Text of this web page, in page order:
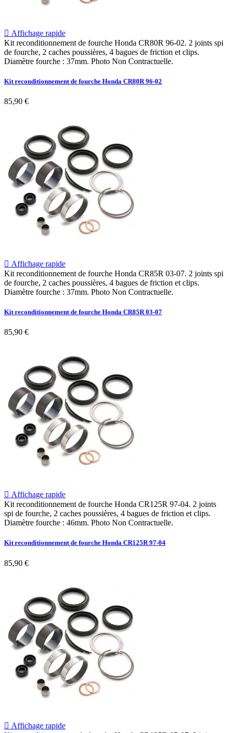
 Affichage rapide
Kit reconditionnement de fourche Honda CR80R 96-02. 2 joints spi
de fourche, 2 caches poussières, 4 bagues de friction et clips.
Diamètre fourche : 37mm. Photo Non Contractuelle.
Kit reconditionnement de fourche Honda CR80R 96-02
85,90 €
 Affichage rapide
Kit reconditionnement de fourche Honda CR85R 03-07. 2 joints spi
de fourche, 2 caches poussières, 4 bagues de friction et clips.
Diamètre fourche : 37mm. Photo Non Contractuelle.
Kit reconditionnement de fourche Honda CR85R 03-07
85,90 €
 Affichage rapide
Kit reconditionnement de fourche Honda CR125R 97-04. 2 joints
spi de fourche, 2 caches poussières, 4 bagues de friction et clips.
Diamètre fourche : 46mm. Photo Non Contractuelle.
Kit reconditionnement de fourche Honda CR125R 97-04
85,90 €
 Affichage rapide